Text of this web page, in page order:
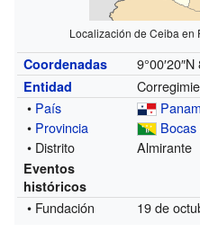
Localización de Ceiba en
Coordenadas 9°00′20″N
Entidad
• País
• Provincia
• Distrito
Almirante
Eventos
históricos
• Fundación 19 de